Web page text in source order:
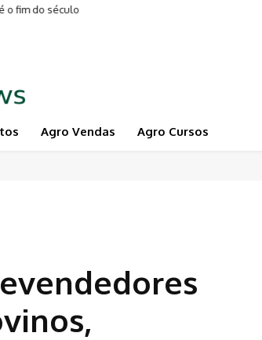
o fim do século
Agro Vendas Agro Cursos